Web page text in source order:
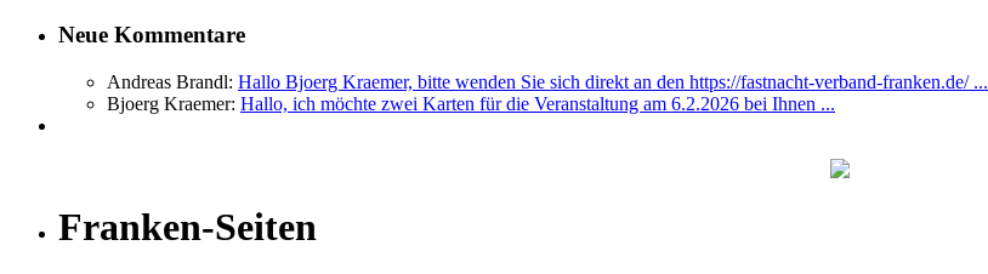
Neue Kommentare
Andreas Brandl: Hallo Bjoerg Kraemer, bitte wenden Sie sich direkt an den https://fastnacht-verband-franken.de/ ...
Bjoerg Kraemer: Hallo, ich möchte zwei Karten für die Veranstaltung am 6.2.2026 bei Ihnen ...
Franken-Seiten